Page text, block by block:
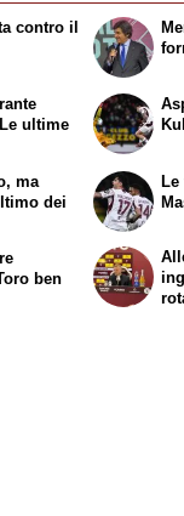
contro il
ultime
ma
dei
ben
Le